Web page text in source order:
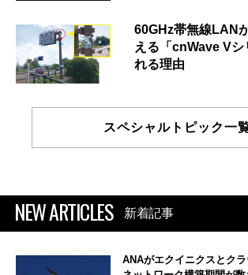
60GHz帯無線LAN
える「cnWave V
れる理由
スペシャルトピック一
NEW ARTICLES 新着記事
ANAがエクイニクスとクラ